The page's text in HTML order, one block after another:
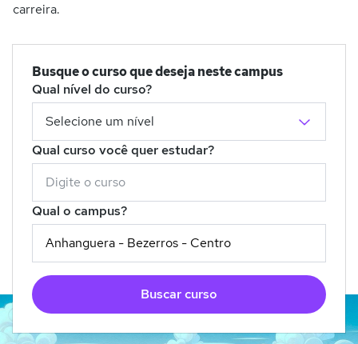
carreira.
Busque o curso que deseja neste campus
Qual nível do curso?
Qual curso você quer estudar?
Qual o campus?
Buscar curso